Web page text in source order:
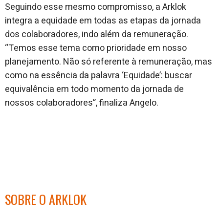
Seguindo esse mesmo compromisso, a Arklok
integra a equidade em todas as etapas da jornada
dos colaboradores, indo além da remuneração.
“Temos esse tema como prioridade em nosso
planejamento. Não só referente à remuneração, mas
como na essência da palavra ‘Equidade’: buscar
equivalência em todo momento da jornada de
nossos colaboradores”, finaliza Angelo.
SOBRE O ARKLOK